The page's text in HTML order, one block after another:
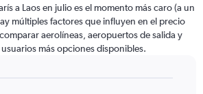
a Laos en julio es el momento más caro (a un
múltiples factores que influyen en el precio
aerolíneas, aeropuertos de salida y
más opciones disponibles.